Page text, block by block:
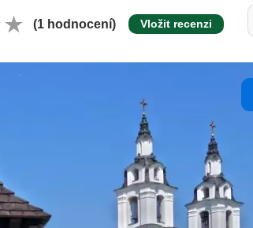
(1 hodnocení) Vložit recenzi